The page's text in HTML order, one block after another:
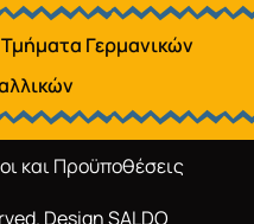
Τμήματα Γερμανικών
και Προϋποθέσεις
DesignSALDO